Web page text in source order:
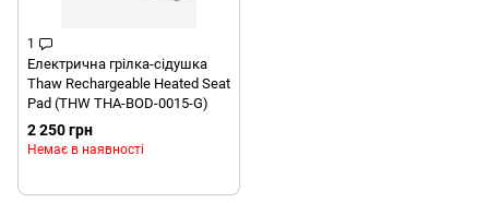
1
Електрична грілка-сідушка
Thaw Rechargeable Heated Seat
Pad (THW THA-BOD-0015-G)
2 250 грн
Немає в наявності